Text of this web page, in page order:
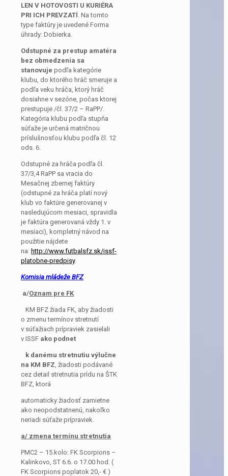
LEN V HOTOVOSTI U KURIÉRA
PRI ICH PREVZATÍ . Na tomto
type faktúry je uvedené Forma
úhrady: Dobierka.
Odstupné za prestup amatéra
bez obmedzenia sa
stanovuje podľa kategórie
klubu, do ktorého hráč smeruje a
podľa veku hráča, ktorý hráč
dosiahne v sezóne, počas ktorej
prestupuje /čl. 37/2 – RaPP/.
Kategória klubu podľa stupňa
súťaže je určená matričnou
príslušnosťou klubu podľa čl. 12
ods. 6.
Odstupné za hráča podľa čl.
37/3,4 RaPP sa vracia do
Mesačnej zbernej faktúry
(odstupné za hráča platí nový
klub vo faktúre generovanej v
nasledujúcom mesiaci, spravidla
je faktúra generovaná vždy 1. v
mesiaci), kompletný návod na
použitie nájdete
na: http://www.futbalsfz.sk/issf-
platobne-predpisy.
Komisia mládeže BFZ
a/Oznam pre FK
KM BFZ žiada FK, aby žiadosti
o zmenu termínov stretnutí
v súťažiach prípraviek zasielali
v ISSF ako podnet
k danému stretnutiu výlučne
na KM BFZ , žiadosti podávané
cez detail stretnutia prídu na ŠTK
BFZ, ktorá
automaticky žiadosť zamietne
ako neopodstatnenú, nakoľko
neriadi súťaže prípraviek.
a/ zmena termínu stretnutia
PMC2 – 15.kolo: FK Scorpions –
Kalinkovo, ST 6.6. o 17.00 hod. (
FK Scorpions poplatok 20,- € )